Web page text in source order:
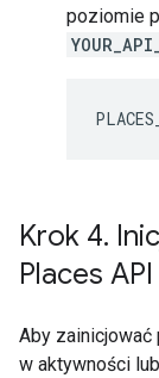
poziomie
Krok 4.
Places API
Aby zainicjować
w aktywności